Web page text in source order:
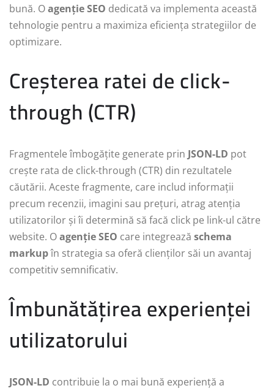
bună. Oagenție SEO dedicată va implementa această
tehnologie pentru a maximiza eficiența strategiilor de
optimizare.
Creșterea ratei de click-
through (CTR)
Fragmentele îmbogățite generate prin JSON-LD pot
crește rata de click-through (CTR) din rezultatele
căutării. Aceste fragmente, care includ informații
precum recenzii, imagini sau prețuri, atrag atenția
utilizatorilor și îi determină să facă click pe link-ul către
website. Oagenție SEO care integrează schema
markupîn strategia sa oferă clienților săi un avantaj
competitiv semnificativ.
Îmbunătățirea experienței
utilizatorului
JSON-LD contribuie la o mai bună experiență a